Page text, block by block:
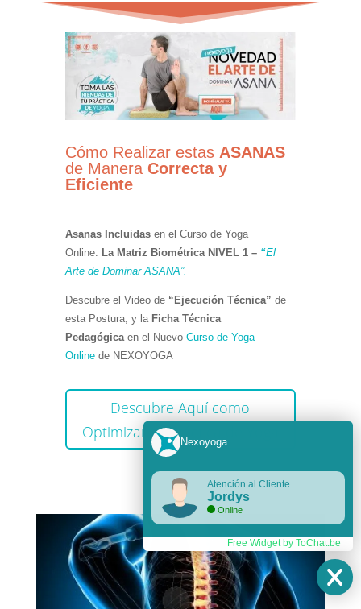
Cómo Realizar estas ASANAS
de ManeraCorrecta y
Eficiente
Asanas Incluidas en el Curso de Yoga
Online: La Matriz Biométrica NIVEL 1 – “El
Arte de Dominar ASANA”.
Descubre el Video de “Ejecución Técnica” de
esta Postura, y la Ficha Técnica
Pedagógica en el Nuevo Curso de Yoga
Online de NEXOYOGA
Descubre Aquí como
Optimizar tu Práctica de Yoga
Nexoyoga
Atención al Cliente
Jordys
Online
Free Widget by ToChat.be